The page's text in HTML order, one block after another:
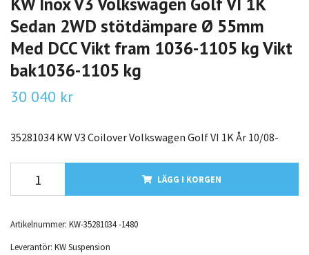
Sedan 2WD stötdämpare Ø 55mm
Med DCC Vikt fram 1036-1105 kg Vikt
bak1036-1105 kg
30 040 kr
35281034 KW V3 Coilover Volkswagen Golf VI 1K År 10/08-
LÄGG I KORGEN
Artikelnummer: KW-35281034 -1480
Leverantör: KW Suspension